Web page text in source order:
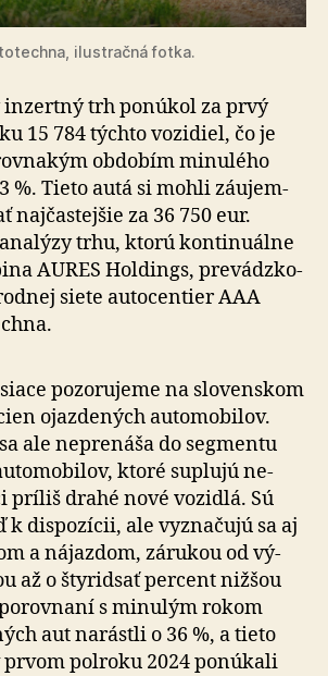
ilustračná fotka.
inzertný trh ponúkol za prvý
15 784 týchto vo­zi­diel, čo je
obdobím minulého
%. Tieto autá si mohli zá­u­jem­
naj­čas­tej­šie za 36 750 eur.
trhu, ktorú kon­ti­nu­álne
AURES Holdings, pre­vádzko­
siete auto­centier AAA
pozorujeme na slovenskom
ojazde­ných au­to­mo­bi­lov.
ale ne­pre­ná­ša do seg­mentu
ktoré suplujú ne­
príliš drahé nové vozidlá. Sú
dispo­zí­cii, ale vyzna­čuj­ú sa aj
a ná­jazdom, zárukou od vý­
až o šty­ridsať per­cent nižšou
s mi­nu­lým rokom
aut narástli o 36 %, a tieto
prvom pol­roku 2024 ponúkali